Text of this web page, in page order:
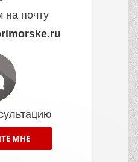
на почту
МНЕ